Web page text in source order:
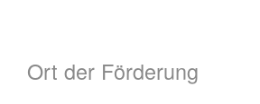
Ort der Förderung